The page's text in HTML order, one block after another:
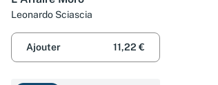
Leonardo Sciascia
Ajouter 11,22 €